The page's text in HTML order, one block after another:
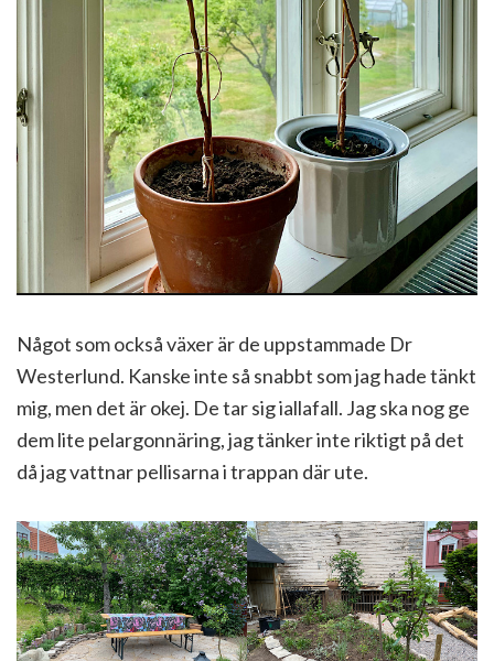
Något som också växer är de uppstammade Dr
Westerlund. Kanske inte så snabbt som jag hade tänkt
mig, men det är okej. De tar sig iallafall. Jag ska nog ge
dem lite pelargonnäring, jag tänker inte riktigt på det
då jag vattnar pellisarna i trappan där ute.